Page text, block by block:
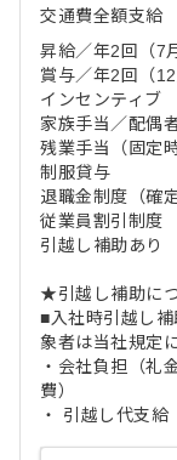
交通費全額支給
昇給／年2回（7
賞与／年2回（12
インセンティブ
家族手当／配偶
残業手当（固定
制服貸与
退職金制度（確
従業員割引制度
引越し補助あり
★引越し補助に
■入社時引越し
象者は当社規定
・会社負担（礼
費）
・ 引越し代支給